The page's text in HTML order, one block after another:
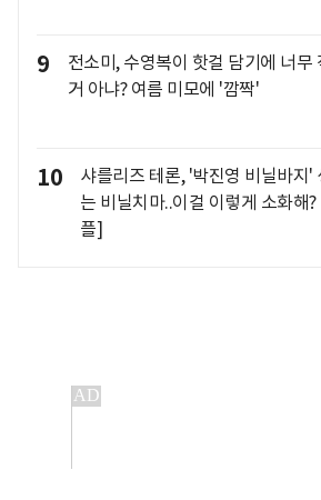
9
전소미, 수영복이 핫걸 담기에 너무
거 아냐? 여름 미모에 '깜짝'
10
샤를리즈 테론, '박진영 비닐바지'
는 비닐치마..이걸 이렇게 소화해?
플]